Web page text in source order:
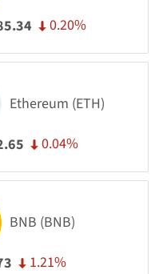
0.20%
Ethereum (ETH)
0.04%
BNB (BNB)
1.21%